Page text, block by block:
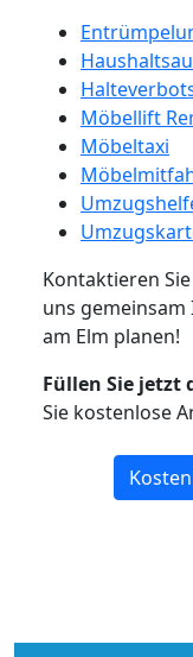
Möbellift
Möbeltaxi
Kontaktieren
uns
am Elm planen!
Füllen Sie jetzt
Sie kostenlose